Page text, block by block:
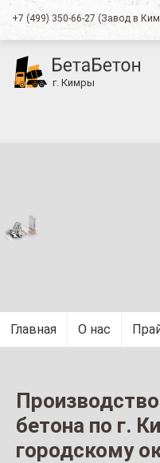
г. Кимры
Главная О нас
бетона по г.
городскому
+7 (499) 350-66-27 (Завод в